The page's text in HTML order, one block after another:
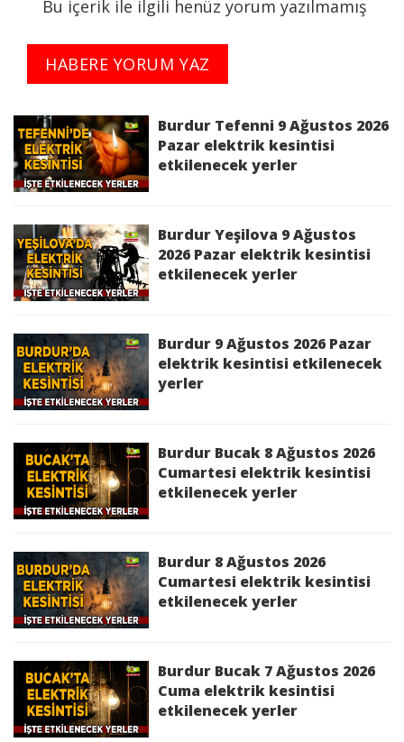
Planlı Kesintiden Etkilenen Cadde / Sokak :
KENDİSİ Mah.,YARIKÖY Köyü KÖYÜN
KENDİSİ,YAZIKÖY KÖYÜ KÖYÜN KENDİSİ
Mah.,YAZIKÖY Köyü KÖYÜN KENDİSİ
bölgelerinde 22/04/2026 09:30:00 - 22/04/2026
Sebebi ile İş Sağlığı ve Güvenliği'ni de gözeterek
elektrik kesintisi yapılacaktır.
Kesinti Nedeni :Yatırım Çalışması
Kesinti Tarihi :2026-04-22 16:30:00 - 17:00:00
Planlı Kesintiden Etkilenen Cadde / Sokak :
KENDİSİ Mah.,YARIKÖY Köyü KÖYÜN
KENDİSİ,YAZIKÖY KÖYÜ KÖYÜN KENDİSİ
Mah.,YAZIKÖY Köyü KÖYÜN KENDİSİ
bölgelerinde 22/04/2026 16:30:00 - 22/04/2026
Sebebi ile İş Sağlığı ve Güvenliği'ni de gözeterek
elektrik kesintisi yapılacaktır.
Kesinti Nedeni :Yatırım Çalışması
Ağlasun 22 Nisan 2026 Çarşamba elektrik
kesintisinden etkilenecek yerler
Bu içerik ile ilgili henüz yorum yazılmamış
HABERE YORUM YAZ
Burdur Tefenni 9 Ağustos 2026
Pazar elektrik kesintisi
etkilenecek yerler
Burdur Yeşilova 9 Ağustos
2026 Pazar elektrik kesintisi
etkilenecek yerler
Burdur 9 Ağustos 2026 Pazar
elektrik kesintisi etkilenecek
yerler
Burdur Bucak 8 Ağustos 2026
Cumartesi elektrik kesintisi
etkilenecek yerler
Burdur 8 Ağustos 2026
Cumartesi elektrik kesintisi
etkilenecek yerler
Burdur Bucak 7 Ağustos 2026
Cuma elektrik kesintisi
etkilenecek yerler